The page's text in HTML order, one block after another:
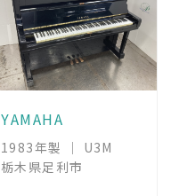
YAMAHA
1983年製 ｜ U3M
栃木県足利市